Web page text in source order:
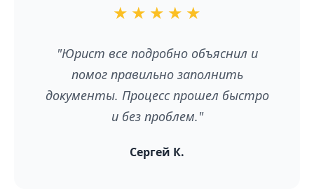
★ ★ ★ ★ ★
"Юрист все подробно объяснил и
помог правильно заполнить
документы. Процесс прошел быстро
и без проблем."
Сергей К.